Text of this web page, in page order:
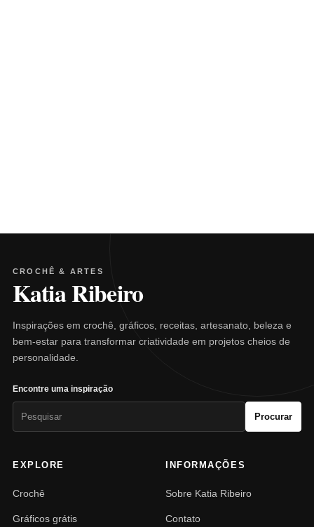
CROCHÊ & ARTES
Katia Ribeiro
Inspirações em crochê, gráficos, receitas, artesanato, beleza e
bem-estar para transformar criatividade em projetos cheios de
personalidade.
Encontre uma inspiração
Procurar
EXPLORE
Crochê
Gráficos grátis
INFORMAÇÕES
Sobre Katia Ribeiro
Contato